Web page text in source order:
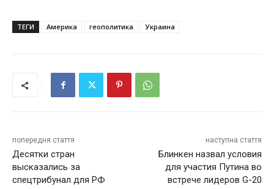
ТЕГИ Америка геополитика Украина
попередня стаття
Десятки стран
высказались за
спецтрибунал для РФ
наступна стаття
Блинкен назвал условия
для участия Путина во
встрече лидеров G-20